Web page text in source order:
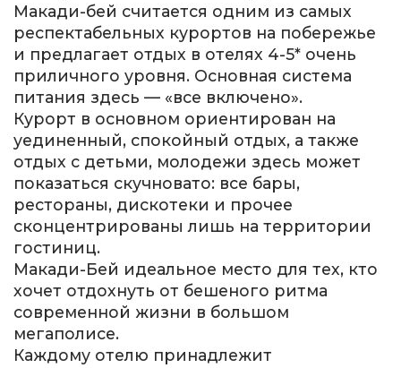
Макади-бей считается одним из самых
респектабельных курортов на побережье
и предлагает отдых в отелях 4-5* очень
приличного уровня. Основная система
питания здесь — «все включено».
Курорт в основном ориентирован на
уединенный, спокойный отдых, а также
отдых с детьми, молодежи здесь может
показаться скучновато: все бары,
рестораны, дискотеки и прочее
сконцентрированы лишь на территории
гостиниц.
Макади-Бей идеальное место для тех, кто
хочет отдохнуть от бешеного ритма
современной жизни в большом
мегаполисе.
Каждому отелю принадлежит